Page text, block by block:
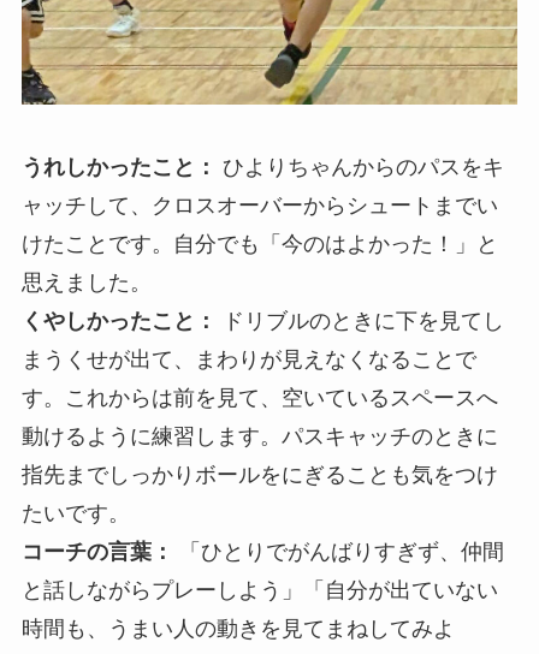
うれしかったこと：
ひよりちゃんからのパスをキ
ャッチして、クロスオーバーからシュートまでい
けたことです。自分でも「今のはよかった！」と
思えました。
くやしかったこと：
ドリブルのときに下を見てし
まうくせが出て、まわりが見えなくなることで
す。これからは前を見て、空いているスペースへ
動けるように練習します。パスキャッチのときに
指先までしっかりボールをにぎることも気をつけ
たいです。
コーチの言葉：
「ひとりでがんばりすぎず、仲間
と話しながらプレーしよう」「自分が出ていない
時間も、うまい人の動きを見てまねしてみよ